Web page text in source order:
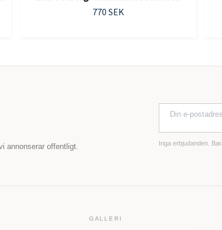
770 SEK
annonserar offentligt. Inga erbjudanden.
GALLERI